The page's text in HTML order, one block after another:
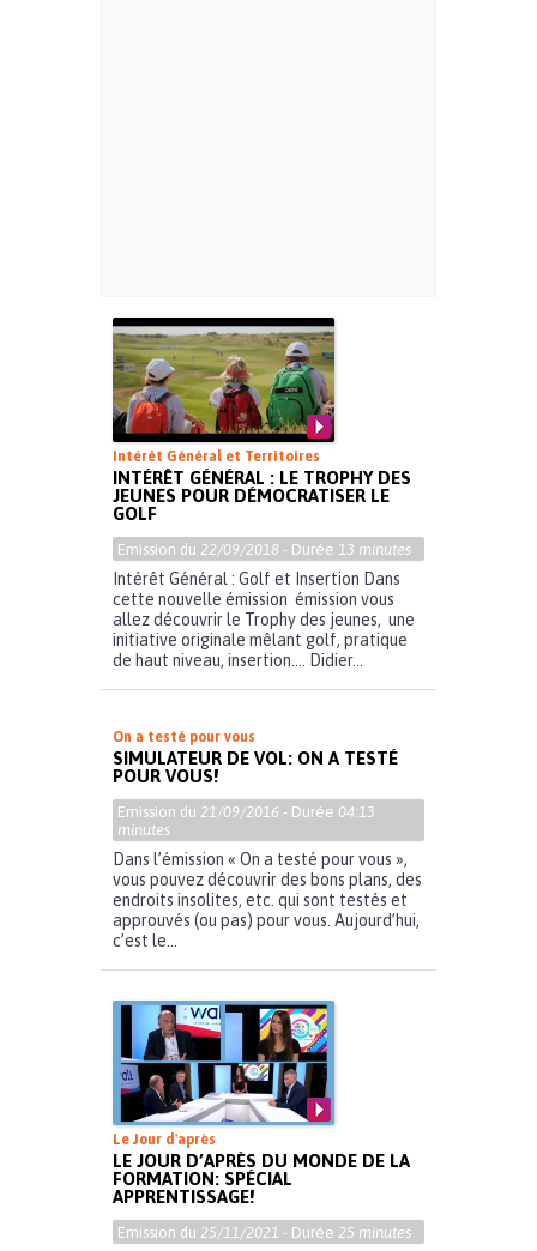
Intérêt Général et Territoires
INTÉRÊT GÉNÉRAL : LE TROPHY DES
JEUNES POUR DÉMOCRATISER LE
GOLF
Emission du 22/09/2018 - Durée 13 minutes
Intérêt Général : Golf et Insertion Dans
cette nouvelle émission émission vous
allez découvrir le Trophy des jeunes, une
initiative originale mêlant golf, pratique
de haut niveau, insertion…. Didier...
On a testé pour vous
SIMULATEUR DE VOL: ON A TESTÉ
POUR VOUS!
Emission du 21/09/2016 - Durée 04:13
minutes
Dans l’émission « On a testé pour vous »,
vous pouvez découvrir des bons plans, des
endroits insolites, etc. qui sont testés et
approuvés (ou pas) pour vous. Aujourd’hui,
c’est le...
Le Jour d'après
LE JOUR D’APRÈS DU MONDE DE LA
FORMATION: SPÉCIAL
APPRENTISSAGE!
Emission du 25/11/2021 - Durée 25 minutes